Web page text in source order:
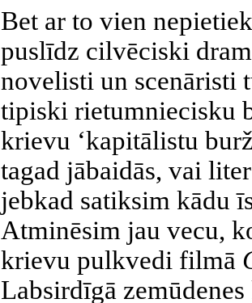
Bet ar to vien
puslīdz cilvēciski
novelisti un scenāristi
tipiski rietumniecisku
krievu ‘kapitālistu
tagad jābaidās, vai
jebkad satiksim kādu
Atminēsim jau vecu,
krievu pulkvedi filmā
Labsirdīgā